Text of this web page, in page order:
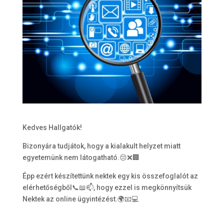
Kedves Hallgatók!
Bizonyára tudjátok, hogy a kialakult helyzet miatt
egyetemünk nem látogatható.😔❌🏢
Épp ezért készítettünk nektek egy kis összefoglalót az
elérhetőségből📞📖📫, hogy ezzel is megkönnyítsük
Nektek az online ügyintézést.🌍📧💻